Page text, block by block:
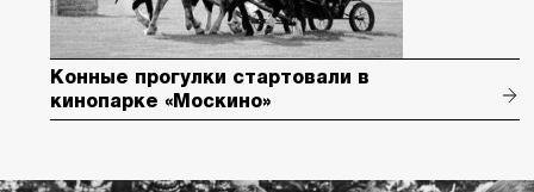
Конные прогулки стартовали в
кинопарке «Москино»